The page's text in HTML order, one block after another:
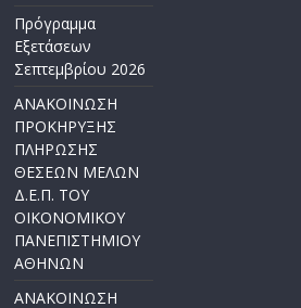
Πρόγραμμα
Εξετάσεων
Σεπτεμβρίου 2026
ΑΝΑΚΟΙΝΩΣΗ
ΠΡΟΚΗΡΥΞΗΣ
ΠΛΗΡΩΣΗΣ
ΘΕΣΕΩΝ ΜΕΛΩΝ
Δ.Ε.Π. ΤΟΥ
ΟΙΚΟΝΟΜΙΚΟΥ
ΠΑΝΕΠΙΣΤΗΜΙΟΥ
ΑΘΗΝΩΝ
ΑΝΑΚΟΙΝΩΣΗ